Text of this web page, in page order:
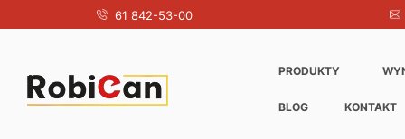
61 842-53-00
PRODUKTY
BLOG KONTAKT